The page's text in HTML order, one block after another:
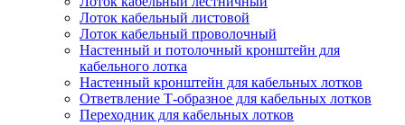
Лоток кабельный листовой
Лоток кабельный проволочный
Настенный и потолочный кронштейн для
кабельного лотка
Настенный кронштейн для кабельных лотков
Ответвление Т-образное для кабельных лотков
Переходник для кабельных лотков